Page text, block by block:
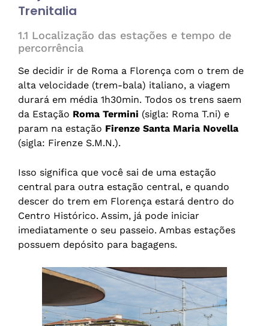
Trenitalia
1.1 Localização das estações e tempo de
percorrência
Se decidir ir de Roma a Florença com o trem de
alta velocidade (trem-bala) italiano, a viagem
durará em média 1h30min. Todos os trens saem
da Estação Roma Termini (sigla: Roma T.ni) e
param na estação Firenze Santa Maria Novella
(sigla: Firenze S.M.N.).
Isso significa que você sai de uma estação
central para outra estação central, e quando
descer do trem em Florença estará dentro do
Centro Histórico. Assim, já pode iniciar
imediatamente o seu passeio. Ambas estações
possuem depósito para bagagens.